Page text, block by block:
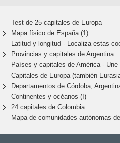
Test de 25 capitales de Europa
Mapa físico de España (1)
Latitud y longitud - Localiza estas
Provincias y capitales de Argentina
Países y capitales de América - Une
Capitales de Europa (también
Departamentos de Córdoba,
Continentes y océanos (I)
24 capitales de Colombia
Mapa de comunidades autónomas